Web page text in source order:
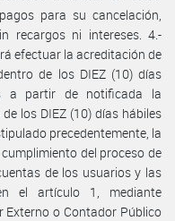
para su cancelación,
recargos ni intereses. 4.-
efectuar la acreditación de
de los DIEZ (10) días
a partir de notificada la
los DIEZ (10) días hábiles
precedentemente, la
del proceso de
de los usuarios y las
el artículo 1, mediante
o Contador Público